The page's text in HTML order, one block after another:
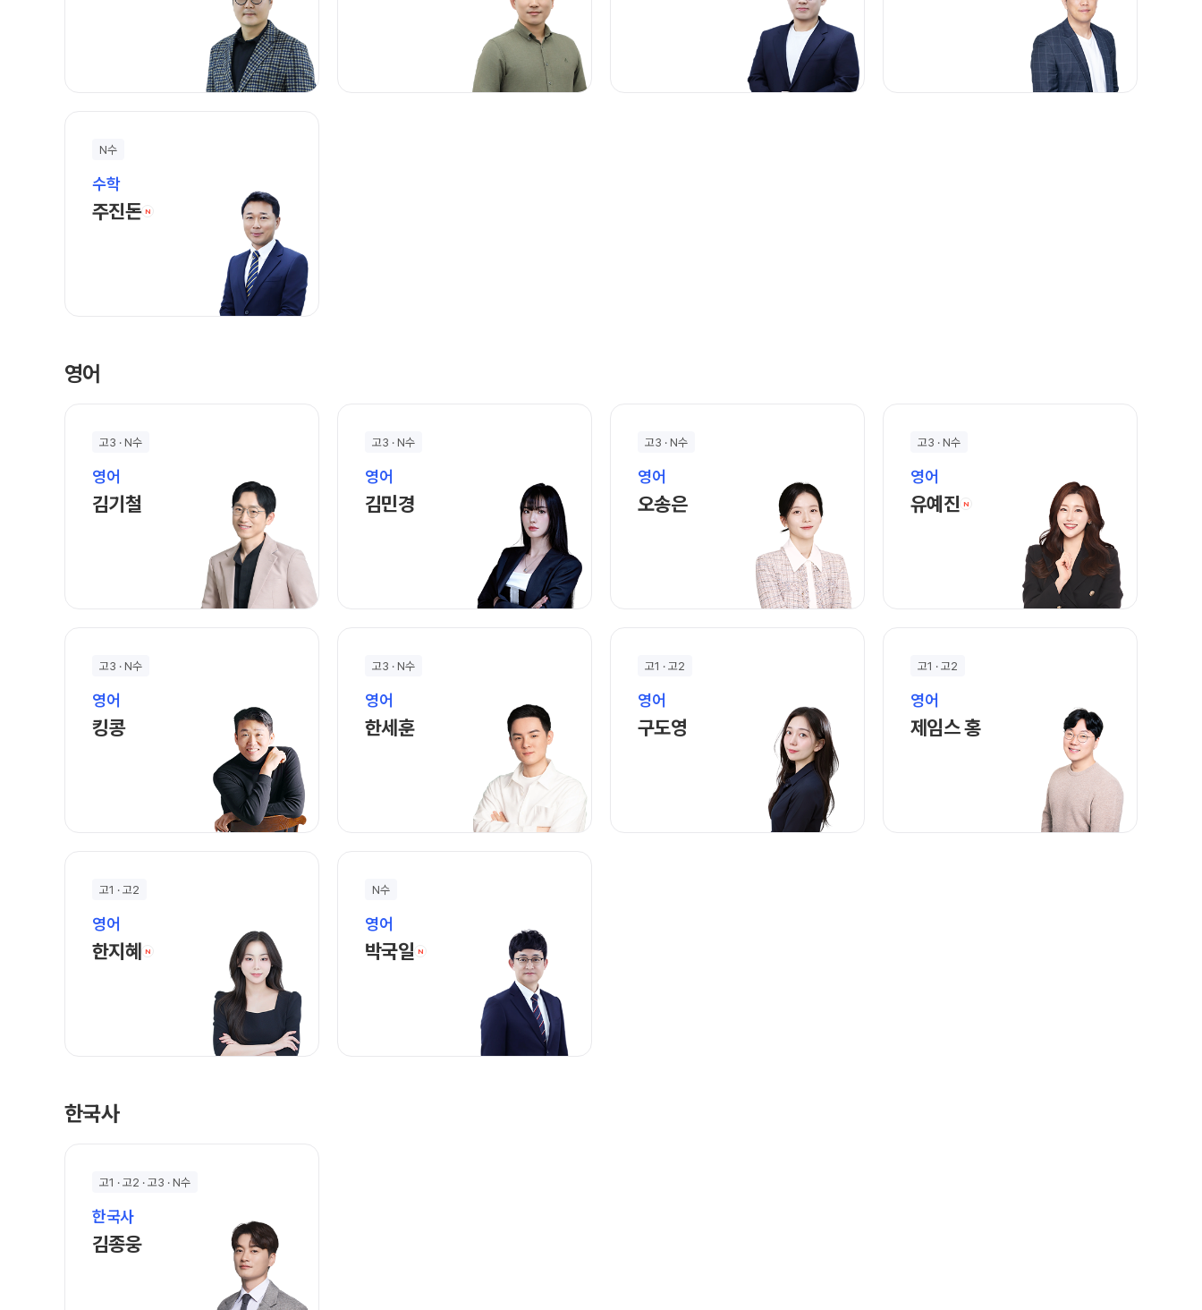
N수
수학
주진돈 N 주진돈 선생님 홈 바로가기
영어
고3 · N수
영어
김기철 김기철 선생님 홈 바로가기
고3 · N수
영어
김민경김민경 선생님 홈 바로가기
고3 · N수
영어
오송은 오송은 선생님 홈 바로가기
고3 · N수
영어
유예진 N 유예진 선생님 홈 바로가기
고3 · N수
영어
킹콩 킹콩 선생님 홈 바로가기
고3 · N수
영어
한세훈한세훈 선생님 홈 바로가기
고1 · 고2
영어
구도영 구도영 선생님 홈 바로가기
고1 · 고2
영어
제임스 홍제임스 홍 선생님 홈 바로가기
고1 · 고2
영어
한지혜 N 한지혜 선생님 홈 바로가기
N수
영어
박국일 N 박국일 선생님 홈 바로가기
한국사
고1 · 고2 · 고3 · N수
한국사
김종웅 김종웅 선생님 홈 바로가기